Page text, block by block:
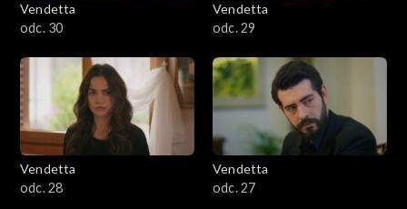
Vendetta
odc. 30
Vendetta
odc. 29
Vendetta
odc. 28
Vendetta
odc. 27